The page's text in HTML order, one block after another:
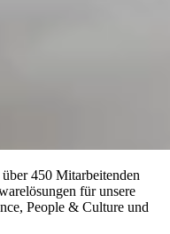
450 Mitarbeitenden
für unsere
People & Culture und